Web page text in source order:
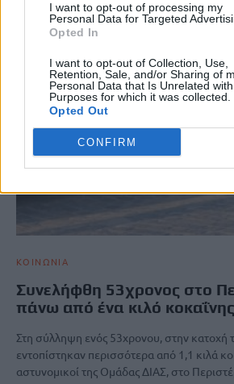
I want to opt-out of processing my
Personal Data for Targeted
Opted In
I want to opt-out of Collection, Use,
Retention, Sale, and/or Sharing of
Personal Data that Is Unrelated
Purposes for which it was collected.
Opted Out
CONFIRM
ΚΟΙΝΩΝΙΑ
Συνελήφθη 53χρονος στο
πάνω από ένα κιλό κοκαΐνης
Στη σύλληψη ενός 53χρονου, στην κατοχή
εντοπίστηκαν περισσότερα από 1,1 κιλά
αστυνομικοί της Ομάδας ΔΙΑΣ, στο